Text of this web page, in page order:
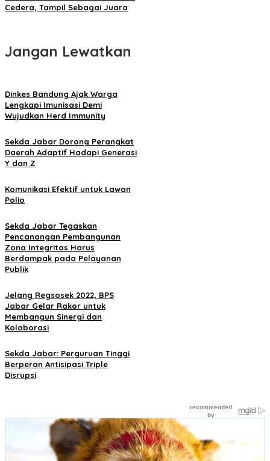
Cedera, Tampil Sebagai Juara
Jangan Lewatkan
Dinkes Bandung Ajak Warga
Lengkapi Imunisasi Demi
Wujudkan Herd Immunity
Sekda Jabar Dorong Perangkat
Daerah Adaptif Hadapi Generasi
Y dan Z
Komunikasi Efektif untuk Lawan
Polio
Sekda Jabar Tegaskan
Pencanangan Pembangunan
Zona Integritas Harus
Berdampak pada Pelayanan
Publik
Jelang Regsosek 2022, BPS
Jabar Gelar Rakor untuk
Membangun Sinergi dan
Kolaborasi
Sekda Jabar: Perguruan Tinggi
Berperan Antisipasi Triple
Disrupsi